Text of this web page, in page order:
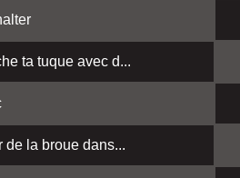
ta tuque avec d...
de la broue dans...